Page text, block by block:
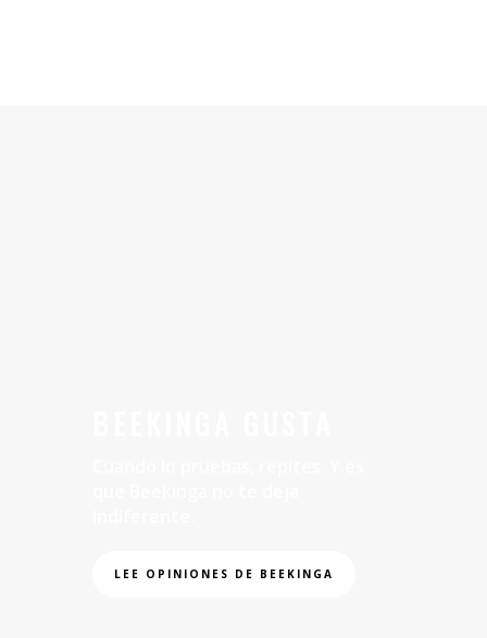
LEE OPINIONES DE BEEKINGA